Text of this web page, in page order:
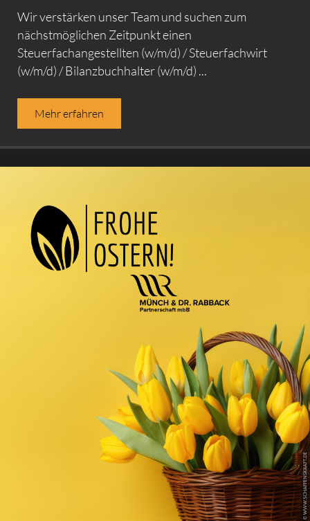
Wir verstärken unser Team und suchen zum
nächstmöglichen Zeitpunkt einen
Steuerfachangestellten (w/m/d) / Steuerfachwirt
(w/m/d) / Bilanzbuchhalter (w/m/d) ...
Mehr erfahren